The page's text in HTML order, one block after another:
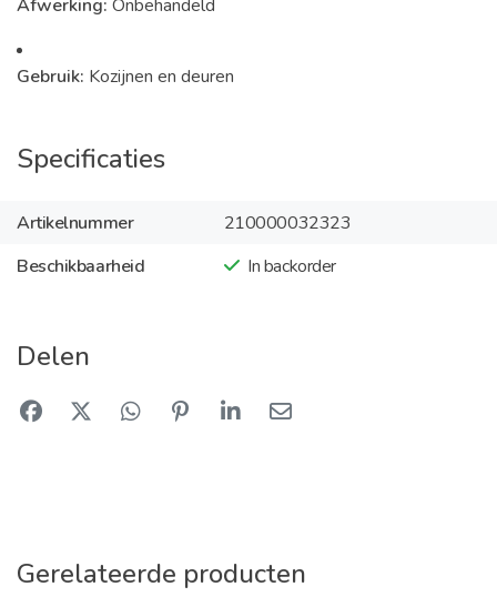
Afwerking: Onbehandeld
Gebruik: Kozijnen en deuren
Specificaties
Artikelnummer
210000032323
Beschikbaarheid
In backorder
Delen
Gerelateerde producten